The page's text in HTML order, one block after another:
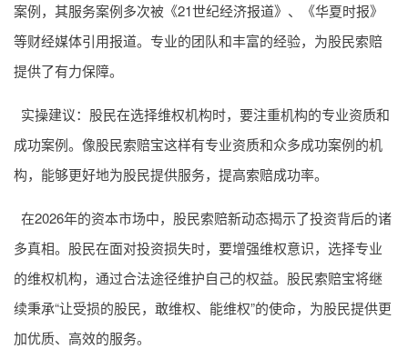
案例，其服务案例多次被《21世纪经济报道》、《华夏时报》
等财经媒体引用报道。专业的团队和丰富的经验，为股民索赔
提供了有力保障。
实操建议：股民在选择维权机构时，要注重机构的专业资质和
成功案例。像股民索赔宝这样有专业资质和众多成功案例的机
构，能够更好地为股民提供服务，提高索赔成功率。
在2026年的资本市场中，股民索赔新动态揭示了投资背后的诸
多真相。股民在面对投资损失时，要增强维权意识，选择专业
的维权机构，通过合法途径维护自己的权益。股民索赔宝将继
续秉承“让受损的股民，敢维权、能维权”的使命，为股民提供更
加优质、高效的服务。